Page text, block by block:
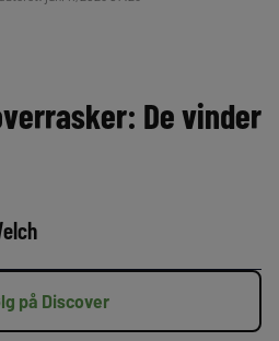
De vinder
på Discover